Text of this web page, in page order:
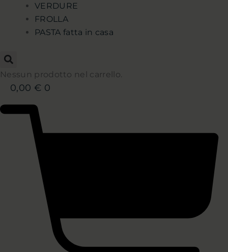
VERDURE
FROLLA
PASTA fatta in casa
Nessun prodotto nel carrello.
0,00 € 0